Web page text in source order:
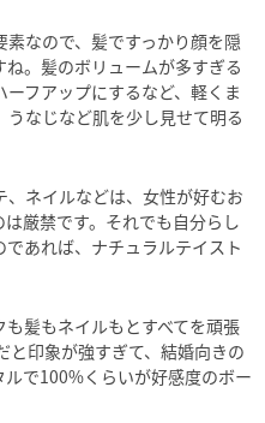
なので、髪ですっかり顔を隠
。髪のボリュームが多すぎる
フアップにするなど、軽くま
なじなど肌を少し見せて明る
ネイルなどは、女性が好むお
厳禁です。それでも自分らし
あれば、ナチュラルテイスト
髪もネイルもとすべてを頑張
と印象が強すぎて、結婚向きの
で100%くらいが好感度のボー